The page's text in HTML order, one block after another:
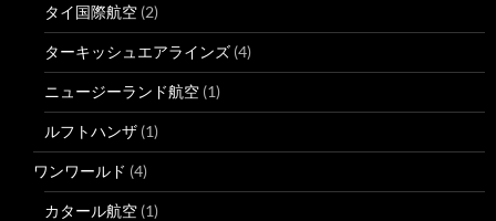
タイ国際航空 (2)
ターキッシュエアラインズ (4)
ニュージーランド航空 (1)
ルフトハンザ (1)
ワンワールド (4)
カタール航空 (1)